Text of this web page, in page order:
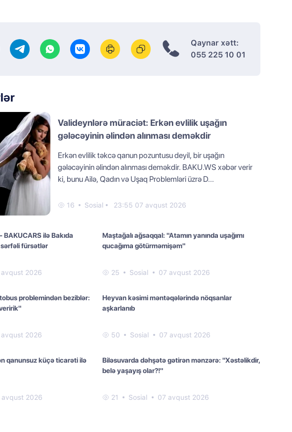
Qaynar xətt:
055 225 10 01
Valideynlərə müraciət: Erkən evlilik uşağın
gələcəyinin əlindən alınması deməkdir
Erkən evlilik təkcə qanun pozuntusu deyil, bir uşağın
gələcəyinin əlindən alınması deməkdir. BAKU.WS xəbər verir
ki, bunu Ailə, Qadın və Uşaq Problemləri üzrə D...
16 Sosial 23:55 07 avqust 2026
ilə Bakıda
fürsətlər
avqust 2026
Maştağalı ağsaqqal: "Atamın yanında uşağımı
qucağıma götürməmişəm"
25 Sosial 07 avqust 2026
problemindən beziblər:
avqust 2026
Heyvan kəsimi məntəqələrində nöqsanlar
aşkarlanıb
50 Sosial 07 avqust 2026
qanunsuz küçə ticarəti ilə
avqust 2026
Biləsuvarda dəhşətə gətirən mənzərə: "Xəstəlikdir,
belə yaşayış olar?!"
21 Sosial 07 avqust 2026